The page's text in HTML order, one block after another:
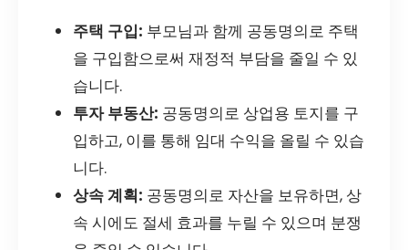
주택 구입: 부모님과 함께 공동명의로 주택
을 구입함으로써 재정적 부담을 줄일 수 있
습니다.
투자 부동산: 공동명의로 상업용 토지를 구
입하고, 이를 통해 임대 수익을 올릴 수 있습
니다.
상속 계획: 공동명의로 자산을 보유하면, 상
속 시에도 절세 효과를 누릴 수 있으며 분쟁